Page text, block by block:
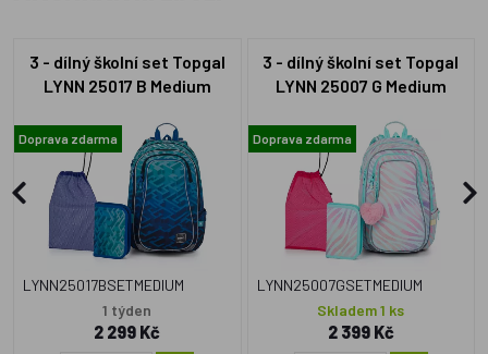
3 - dílný školní set Topgal
LYNN 25017 B Medium
Doprava zdarma
LYNN25017BSETMEDIUM
1 týden
2 299 Kč
3 - dílný školní set Topgal
LYNN 25007 G Medium
Doprava zdarma
LYNN25007GSETMEDIUM
Skladem 1 ks
2 399 Kč